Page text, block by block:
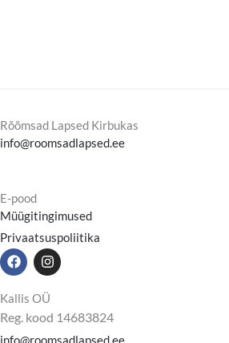
Rõõmsad Lapsed Kirbukas
info@roomsadlapsed.ee
E-pood
Müügitingimused
Privaatsuspoliitika
F
a
e
o
o
I
n
t
g
r
Kallis OÜ
Reg. kood 14683824
info@roomsadlapsed.ee